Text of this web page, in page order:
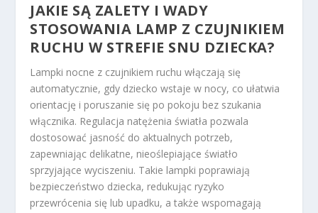
JAKIE SĄ ZALETY I WADY
STOSOWANIA LAMP Z CZUJNIKIEM
RUCHU W STREFIE SNU DZIECKA?
Lampki nocne z czujnikiem ruchu włączają się
automatycznie, gdy dziecko wstaje w nocy, co ułatwia
orientację i poruszanie się po pokoju bez szukania
włącznika. Regulacja natężenia światła pozwala
dostosować jasność do aktualnych potrzeb,
zapewniając delikatne, nieoślepiające światło
sprzyjające wyciszeniu. Takie lampki poprawiają
bezpieczeństwo dziecka, redukując ryzyko
przewrócenia się lub upadku, a także wspomagają